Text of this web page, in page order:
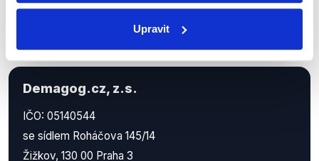
Upravit
Demagog.cz, z.s.
IČO: 05140544
se sídlem Roháčova 145/14
Žižkov, 130 00 Praha 3